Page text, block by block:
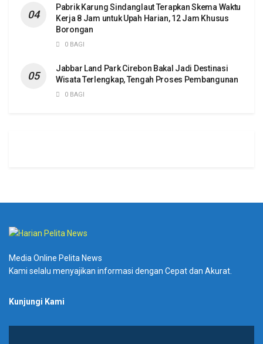
Pabrik Karung Sindanglaut Terapkan Skema Waktu
Kerja 8 Jam untuk Upah Harian, 12 Jam Khusus
Borongan
0 BAGI
Jabbar Land Park Cirebon Bakal Jadi Destinasi
Wisata Terlengkap, Tengah Proses Pembangunan
0 BAGI
Media Online Pelita News
Kami selalu menyajikan informasi dengan Cepat dan Akurat.
Kunjungi Kami